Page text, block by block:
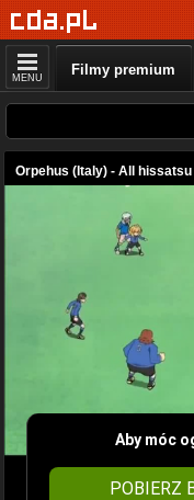
MENU Filmy premium
Orpehus (Italy) - All
Aby móc
POBIERZ